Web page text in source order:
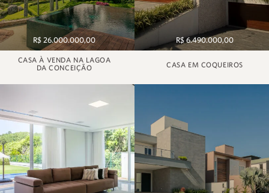
R$ 26.000.000,00
CASA À VENDA NA LAGOA
DA CONCEIÇÃO
R$ 6.490.000,00
CASA EM COQUEIROS